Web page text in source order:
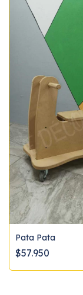
Pata Pata
$57.950